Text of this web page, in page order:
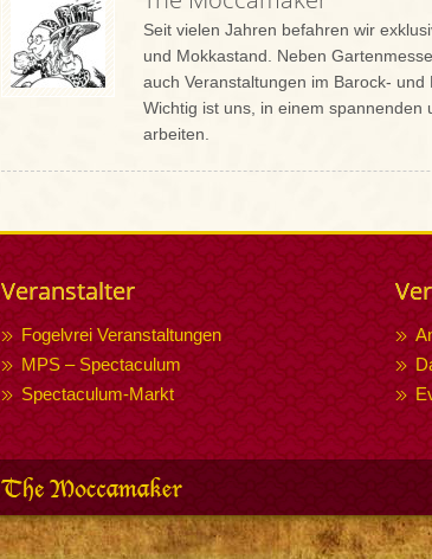
Seit vielen Jahren befahren wir
und Mokkastand. Neben
auch Veranstaltungen im Barock-
Wichtig ist uns, in einem spannenden
arbeiten.
Veranstalter
Fogelvrei Veranstaltungen
MPS – Spectaculum
Spectaculum-Markt